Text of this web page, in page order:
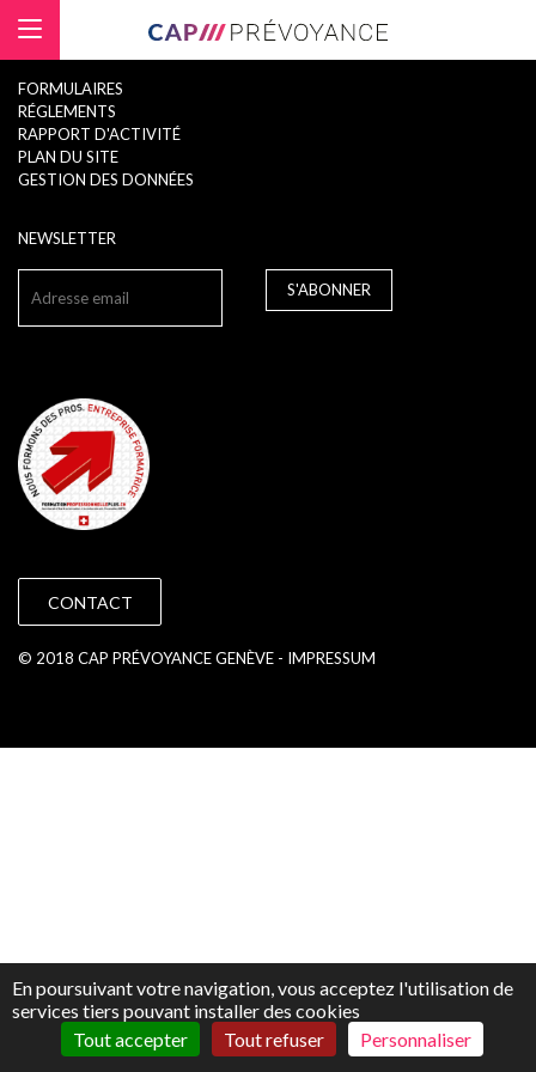
FORMULAIRES
RÉGLEMENTS
RAPPORT D'ACTIVITÉ
PLAN DU SITE
GESTION DES DONNÉES
NEWSLETTER
S'ABONNER
CONTACT
© 2018 CAP PRÉVOYANCE GENÈVE - IMPRESSUM
Panneau de gestion des cookies
En poursuivant votre navigation, vous acceptez l'utilisation de
services tiers pouvant installer des cookies
Tout accepter
Tout refuser Personnaliser